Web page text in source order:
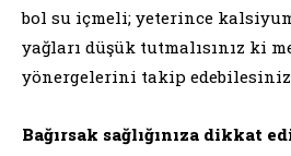
bol su içmeli; yeterince
yağları düşük tutmalısınız ki
yönergelerini takip
Bağırsak sağlığınıza dikkat